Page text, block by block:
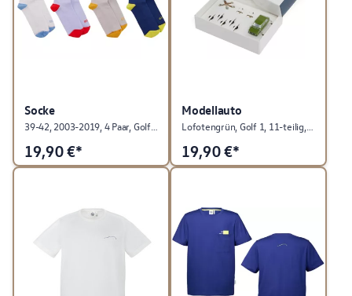
Socke
39-42, 2003-2019, 4 Paar, Golf Kollektion
19,90€*
Modellauto
19,90€*